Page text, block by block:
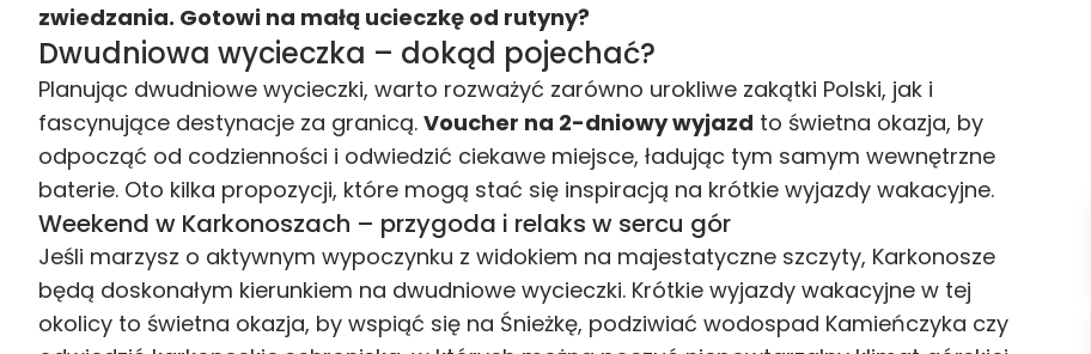
zwiedzania. Gotowi na małą ucieczkę od rutyny?
Dwudniowa wycieczka – dokąd pojechać?
​Planując dwudniowe wycieczki, warto rozważyć zarówno urokliwe zakątki Polski, jak i
fascynujące destynacje za granicą. Voucher na 2-dniowy wyjazd to świetna okazja, by
odpocząć od codzienności i odwiedzić ciekawe miejsce, ładując tym samym wewnętrzne
baterie. Oto kilka propozycji, które mogą stać się inspiracją na krótkie wyjazdy wakacyjne.​
Weekend w Karkonoszach – przygoda i relaks w sercu gór
Jeśli marzysz o aktywnym wypoczynku z widokiem na majestatyczne szczyty, Karkonosze
będą doskonałym kierunkiem na dwudniowe wycieczki. Krótkie wyjazdy wakacyjne w tej
okolicy to świetna okazja, by wspiąć się na Śnieżkę, podziwiać wodospad Kamieńczyka czy